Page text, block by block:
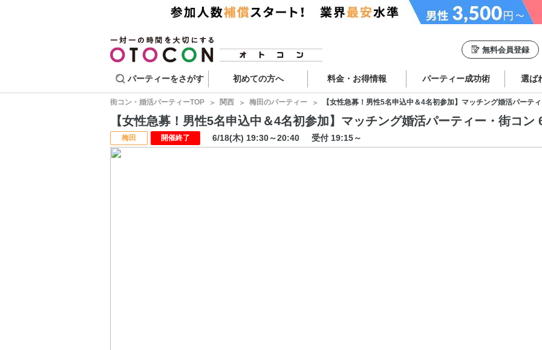
無料会員登録
パーティーをさがす 初めての方へ 料金・お得情報 パーティー成功術 選ば
街コン・婚活パーティーTOP 関西 梅田のパーティー 【女性急募！男性5名申込中＆4名初参加】マッチング婚活パーテ
【女性急募！男性5名申込中＆4名初参加】マッチング婚活パーティー・街コン
梅田 開催終了 6/18(木) 19:30～20:40 受付 19:15～